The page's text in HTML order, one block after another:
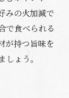
みの火加減で
で食べられる
が持つ旨味を
ょう。